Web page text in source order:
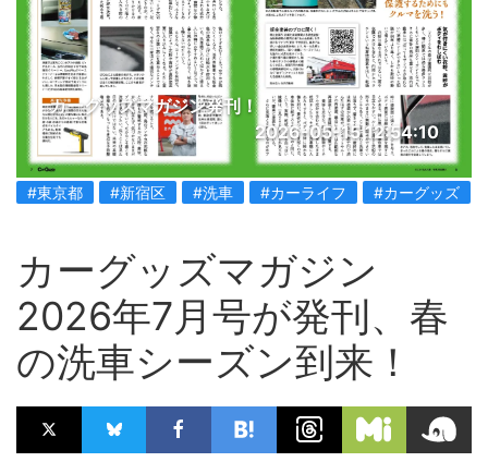
カーグッズマガジン発刊！
2026-05-15 12:54:10
#東京都 #新宿区 #洗車 #カーライフ #カーグッズ
カーグッズマガジン
2026年7月号が発刊、春
の洗車シーズン到来！